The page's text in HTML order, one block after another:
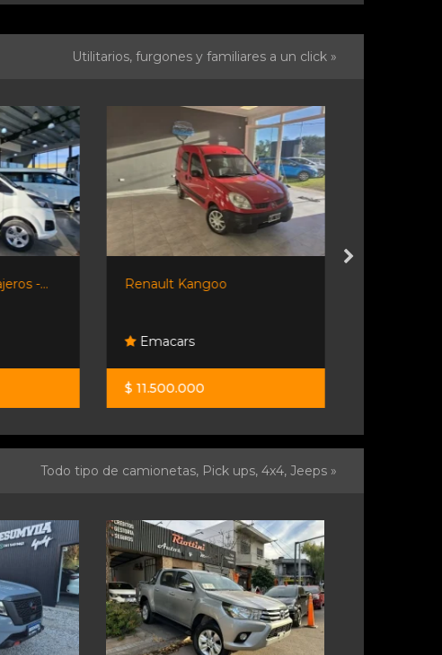
Utilitarios, furgones y familiares a un click »
-... Renault Kangoo
Emacars
$ 11.500.000
Todo tipo de camionetas, Pick ups, 4x4, Jeeps »